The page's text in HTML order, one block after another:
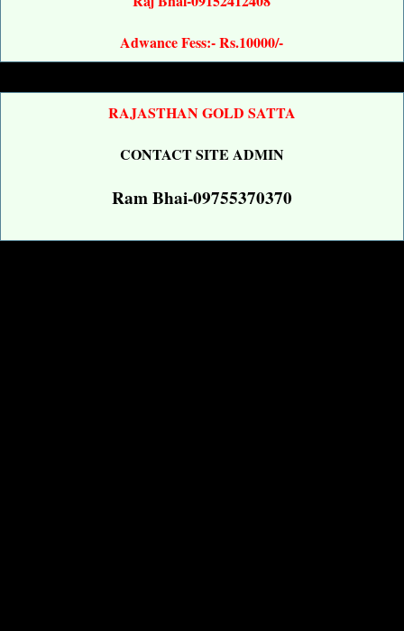
Adwance Fess:- Rs.10000/-
RAJASTHAN GOLD SATTA
CONTACT SITE ADMIN
Ram Bhai-09755370370